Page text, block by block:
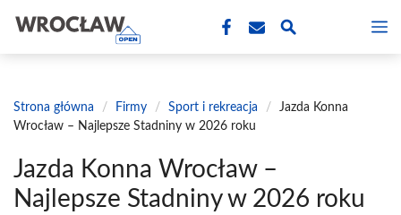
treści
Strona główna / Firmy / Sport i rekreacja /
Jazda Konna
Wrocław – Najlepsze Stadniny w 2026 roku
Jazda Konna Wrocław –
Najlepsze Stadniny w 2026 roku